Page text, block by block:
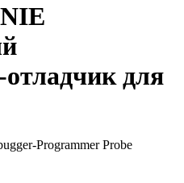
для
Programmer Probe